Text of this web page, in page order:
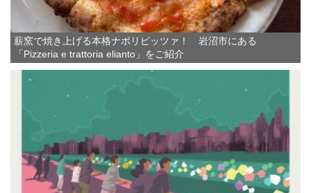
薪窯で焼き上げる本格ナポリピッツァ！ 岩沼市にある
「Pizzeria e trattoria elianto」をご紹介